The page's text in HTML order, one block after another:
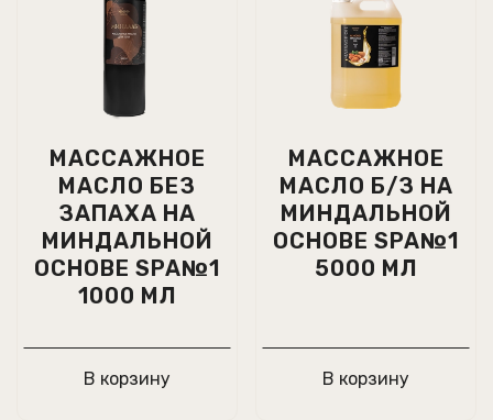
МАССАЖНОЕ
МАСЛО БЕЗ
ЗАПАХА НА
МИНДАЛЬНОЙ
ОСНОВЕ SPA№1
1000 МЛ
В корзину
МАССАЖНОЕ
МАСЛО Б/З НА
МИНДАЛЬНОЙ
ОСНОВЕ SPA№1
5000 МЛ
В корзину